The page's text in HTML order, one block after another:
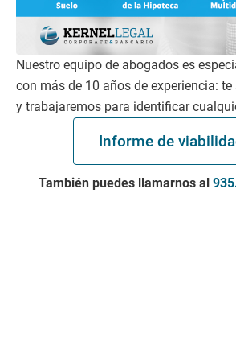
Nuestro equipo de abogados es
con más de 10 años de experiencia:
y trabajaremos para identificar
Informe de
También puedes llamarnos al